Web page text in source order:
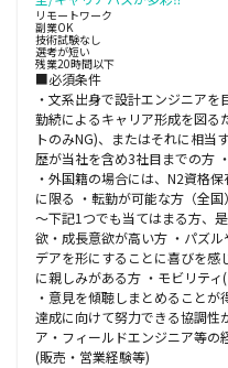
リモートワーク
副業OK
技術試験なし
選考が短い
残業20時間以下
■必須条件
・文系出身で設計エンジニア
勤続によるキャリア形成を図る
トのみNG)、またはそれに相当
歴が当社を含め3社目までの方
・外国籍の場合には、N2資格
に限る ・転勤が可能な方（全
～下記1つでも当てはまる方、
欲・成長意欲が高い方 ・パズ
デアを形にすることに喜びを感
に親しみがある方 ・モビリテ
・意見を傾聴しまとめること
達成に向けて努力できる協調性
ア・フィールドエンジニア等の
(販売・営業経験等)